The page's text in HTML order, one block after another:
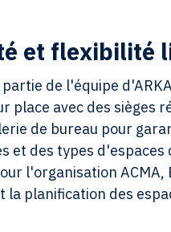
et flexibilité
de l'équipe
place avec des sièges
de bureau pour
et des types
l'organisation
planification des